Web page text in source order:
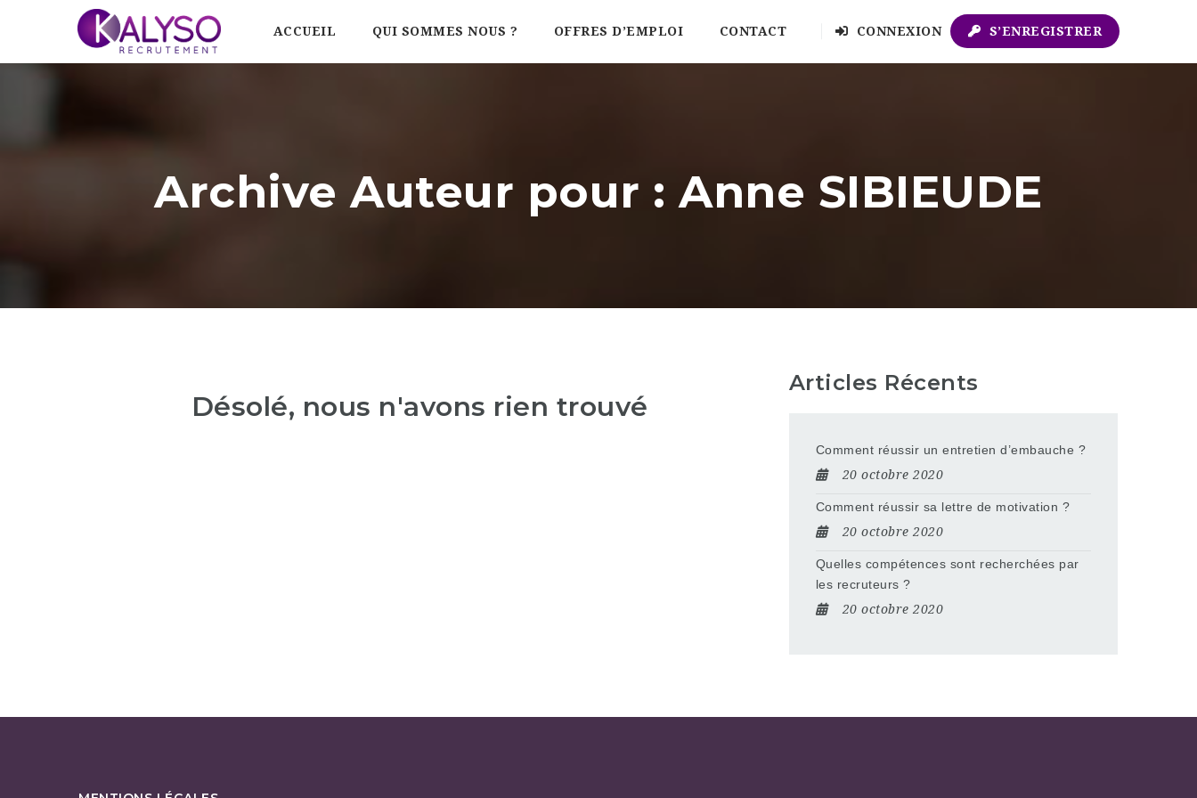
ACCUEIL QUI SOMMES NOUS ? OFFRES D’EMPLOI CONTACT CONNEXION S’ENREGISTRER
Archive Auteur pour : Anne SIBIEUDE
Désolé, nous n'avons rien trouvé
Articles Récents
Comment réussir un entretien d’embauche ?
20 octobre 2020
Comment réussir sa lettre de motivation ?
20 octobre 2020
Quelles compétences sont recherchées par
les recruteurs ?
20 octobre 2020